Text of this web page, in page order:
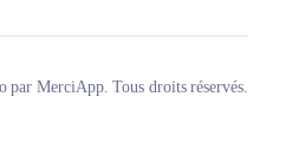
MerciApp. Tous droits réservés.